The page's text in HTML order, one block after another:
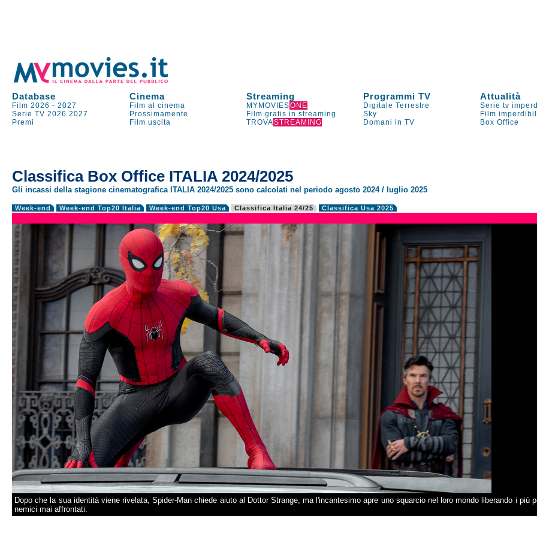
Database Cinema Streaming Programmi TV Attualità
Film 2026 -2027 Film al cinema MYMOVIESONE Digitale Terrestre Serie tv
Serie TV 2026 2027 Prossimamente Film gratis in streaming Sky Film
Premi
Film uscita TROVASTREAMING Domani in TV Box Office
Classifica Box Office ITALIA 2024/2025
Gli incassi della stagione cinematografica ITALIA 2024/2025 sono calcolati nel periodo agosto 2024 / luglio 2025
Week-end Week-end Top20 Italia Week-end Top20 Usa Classifica Italia 24/25 Classifica Usa 2025
Dopo che la sua identità viene rivelata, Spider-Man chiede aiuto al Dottor Strange, ma l'incantesimo apre uno squarcio nel loro mondo liberando i più
nemici mai affrontati.